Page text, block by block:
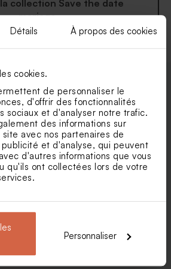
Détails À propos des cookies
cookies.
de personnaliser le
d'offrir des fonctionnalités
sociaux et d'analyser notre trafic.
des informations sur
avec nos partenaires de
et d'analyse, qui peuvent
d'autres informations que vous
qu'ils ont collectées lors de votre
Personnaliser
collection Save the date
mariage
rectangle